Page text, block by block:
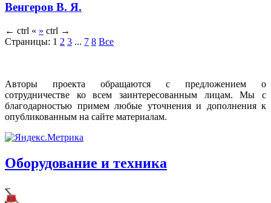
Венгеров В. Я.
← ctrl « » ctrl →
Страницы: 1 2 3 ... 7 8 Все
Авторы проекта обращаются с предложением о
сотрудничестве ко всем заинтересованным лицам. Мы с
благодарностью примем любые уточнения и дополнения к
опубликованным на сайте материалам.
Оборудование и техника